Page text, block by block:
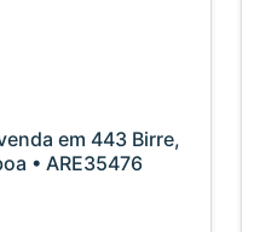
em 443 Birre,
• ARE35476